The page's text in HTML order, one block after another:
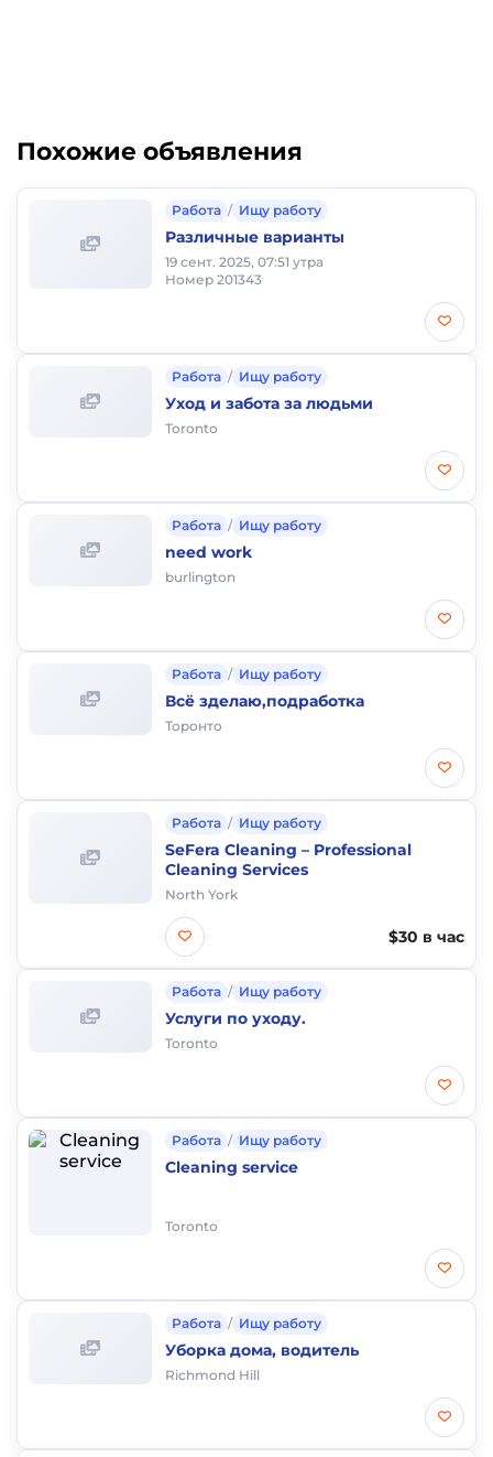
Похожие объявления
Работа / Ищу работу
Различные варианты
19 сент. 2025, 07:51 утра
Номер 201343
Работа / Ищу работу
Уход и забота за людьми
Toronto
Работа / Ищу работу
need work
burlington
Работа / Ищу работу
Всё зделаю,подработка
Торонто
Работа / Ищу работу
SeFera Cleaning – Professional
Cleaning Services
North York
$30 в час
Работа / Ищу работу
Услуги по уходу.
Toronto
Работа / Ищу работу
Cleaning service
Toronto
Работа / Ищу работу
Уборка дома, водитель
Richmond Hill